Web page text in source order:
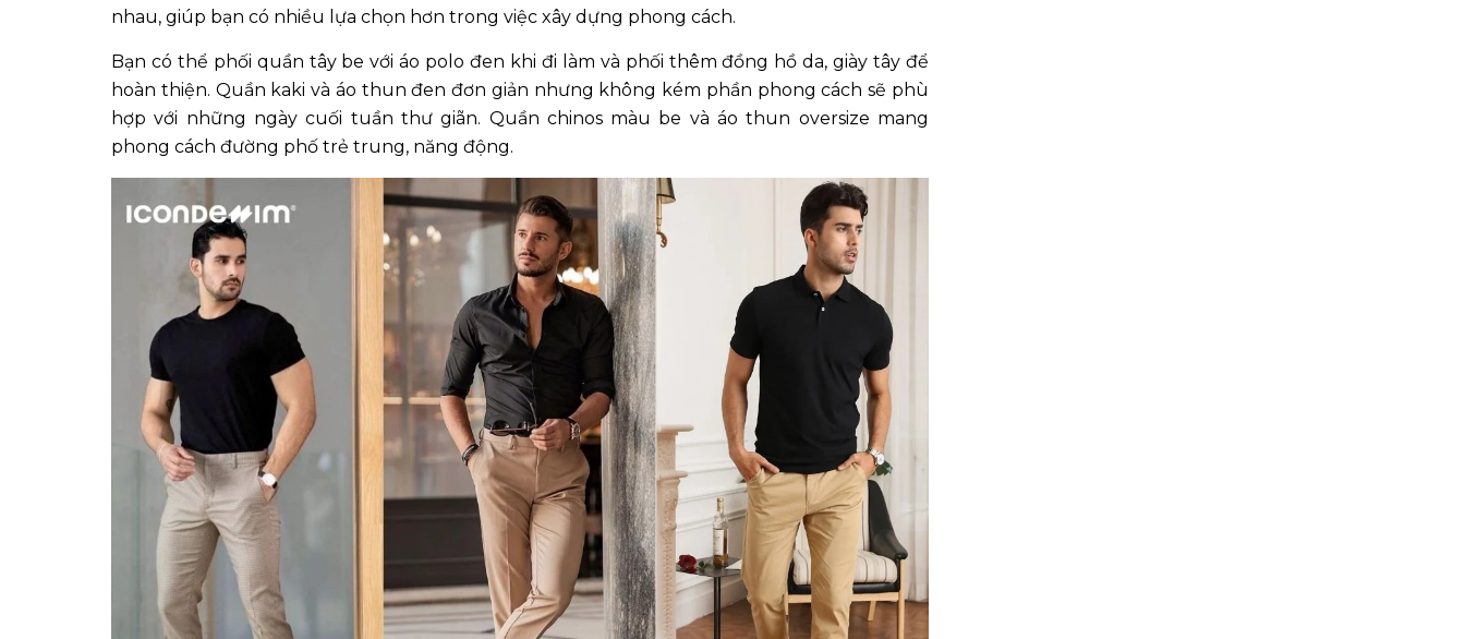
nhau, giúp bạn có nhiều lựa chọn hơn trong việc xây dựng phong cách.
Bạn có thể phối quần tây be với áo polo đen khi đi làm và phối thêm đồng hồ da, giày tây để
hoàn thiện. Quần kaki và áo thun đen đơn giản nhưng không kém phần phong cách sẽ phù
hợp với những ngày cuối tuần thư giãn. Quần chinos màu be và áo thun oversize mang
phong cách đường phố trẻ trung, năng động.